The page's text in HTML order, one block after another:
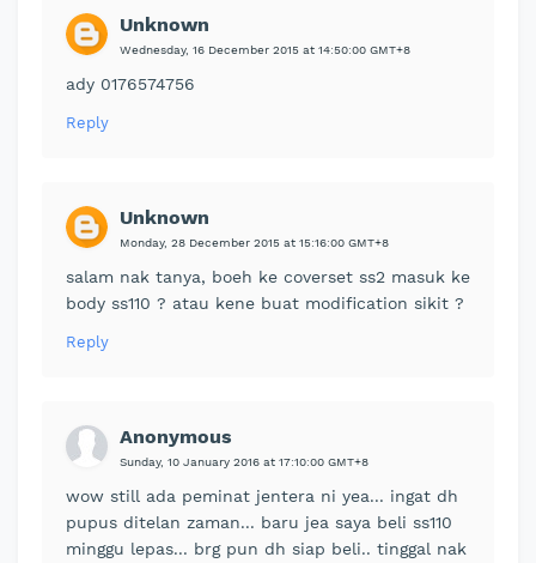
Unknown
Wednesday, 16 December 2015 at 14:50:00 GMT+8
ady 0176574756
Reply
Unknown
Monday, 28 December 2015 at 15:16:00 GMT+8
salam nak tanya, boeh ke coverset ss2 masuk ke
body ss110 ? atau kene buat modification sikit ?
Reply
Anonymous
Sunday, 10 January 2016 at 17:10:00 GMT+8
wow still ada peminat jentera ni yea... ingat dh
pupus ditelan zaman... baru jea saya beli ss110
minggu lepas... brg pun dh siap beli.. tinggal nak